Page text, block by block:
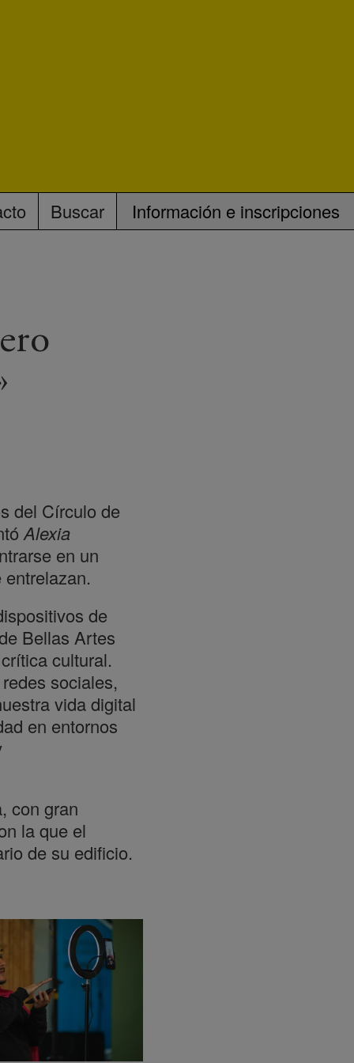
Buscar Información e inscripciones
del Círculo de
Alexia
en un
de
Bellas Artes
cultural.
sociales,
vida digital
en entornos
con gran
la que el
de su edificio.